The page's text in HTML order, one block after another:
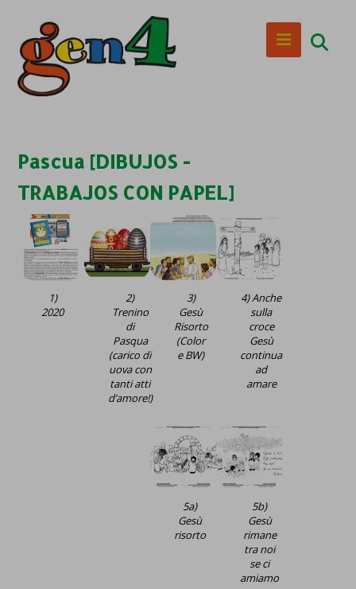
Pascua [DIBUJOS -
TRABAJOS CON PAPEL]
1)
2020
2)
Trenino
di
Pasqua
(carico di
uova con
tanti atti
d’amore!)
3)
Gesù
Risorto
(Color
e BW)
4) Anche
sulla
croce
Gesù
continua
ad
amare
5a)
Gesù
risorto
5b)
Gesù
rimane
tra noi
se ci
amiamo